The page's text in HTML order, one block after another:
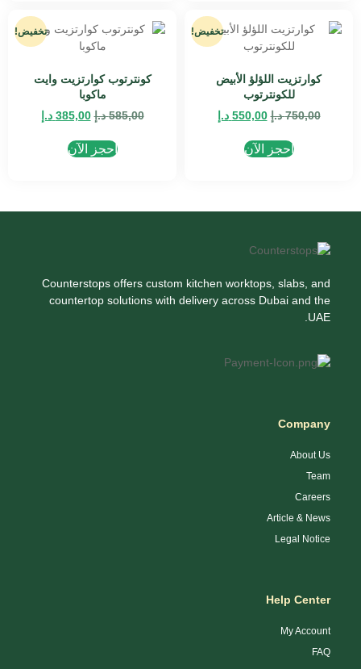
تخفيض!
كوارتزيت اللؤلؤ الأبيض
للكونترتوب
750,00 د.إ 550,00 د.إ
احجز الآن
تخفيض!
كونترتوب كوارتزيت وايت
ماكوبا
585,00 د.إ 385,00 د.إ
احجز الآن
Counterstops offers custom kitchen worktops, slabs, and
countertop solutions with delivery across Dubai and the
UAE.
Company
About Us
Team
Careers
Article & News
Legal Notice
Help Center
My Account
FAQ